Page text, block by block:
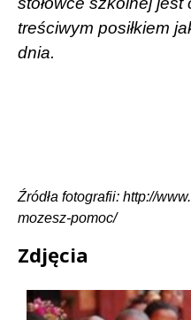
treściwym posiłkiem
dnia.
Źródła fotografii: http://
mozesz-pomoc/
Zdjęcia